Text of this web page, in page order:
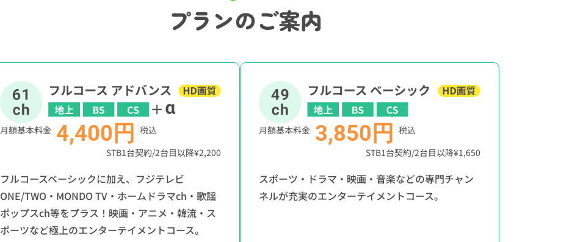
プランのご案内
月額基本料金 4,400円
税込
STB1台契約/2台目以降¥2,200
フルコースベーシックに加え、フジテレビ
ONE/TWO・MONDO TV・ホームドラマch・歌謡
ポップスch等をプラス！映画・アニメ・韓流・ス
ポーツなど極上のエンターテイメントコース。
月額基本料金 3,850円
税込
STB1台契約/2台目以降¥1,650
スポーツ・ドラマ・映画・音楽などの専門チャン
ネルが充実のエンターテイメントコース。